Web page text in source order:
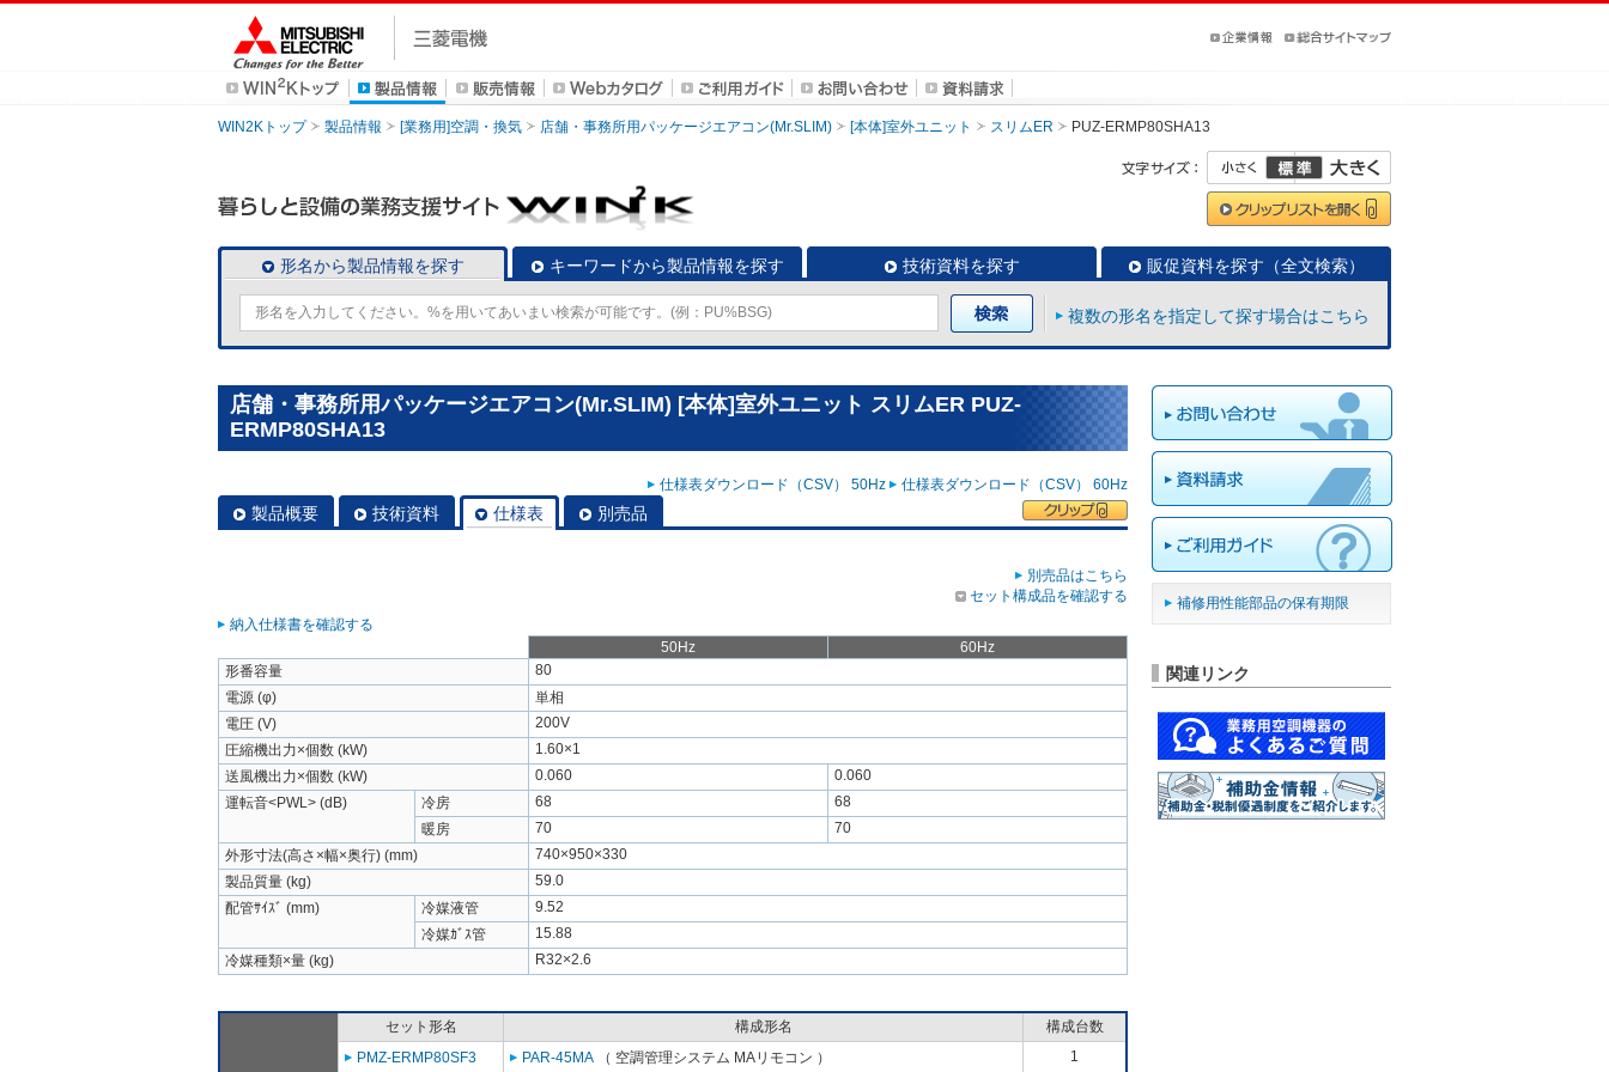
WIN2Kトップ 製品情報 [業務用]空調・換気 店舗・事務所用パッケージエアコン(Mr.SLIM) [本体]室外ユニット スリムER PUZ-ERMP80SHA13
形名から製品情報を探す キーワードから製品情報を探す 技術資料を探す 販促資料を探す（全文検索）
複数の形名を指定して探す場合はこちら
店舗・事務所用パッケージエアコン(Mr.SLIM) [本体]室外ユニット スリムER PUZ-
ERMP80SHA13
仕様表ダウンロード（CSV） 50Hz 仕様表ダウンロード（CSV） 60Hz
製品概要 技術資料 仕様表 別売品
別売品はこちら
セット構成品を確認する
納入仕様書を確認する
50Hz
60Hz
形番容量
80
電源 (φ)
単相
電圧 (V)
200V
圧縮機出力×個数 (kW)
1.60×1
送風機出力×個数 (kW)
0.060
0.060
運転音<PWL> (dB)
冷房 68
68
暖房
70
70
外形寸法(高さ×幅×奥行) (mm)
740×950×330
製品質量 (kg)
59.0
配管ｻｲｽﾞ (mm)
冷媒液管
9.52
冷媒ｶﾞｽ管
15.88
冷媒種類×量 (kg)
R32×2.6
セット形名 構成形名
構成台数
PMZ-ERMP80SF3
PAR-45MA （ 空調管理システム MAリモコン ） 1
補修用性能部品の保有期限
関連リンク